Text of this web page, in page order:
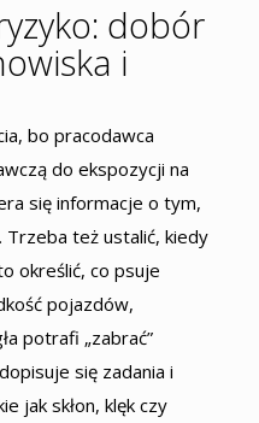
dobór
i
bo pracodawca
do ekspozycji na
się informacje o tym,
Trzeba też ustalić, kiedy
określić, co psuje
pojazdów,
potrafi „zabrać”
się zadania i
jak skłon, klęk czy